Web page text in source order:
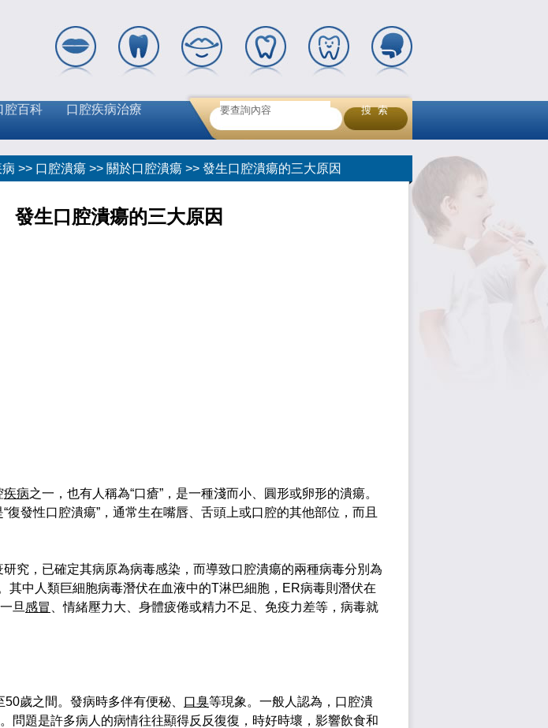
腔百科 口腔疾病治療
>> 口腔潰瘍 >> 關於口腔潰瘍 >> 發生口腔潰瘍的三大原因
發生口腔潰瘍的三大原因
疾病之一，也有人稱為“口瘡”，是一種淺而小、圓形或卵形的潰瘍。
復發性口腔潰瘍”，通常生在嘴唇、舌頭上或口腔的其他部位，而且
研究，已確定其病原為病毒感染，而導致口腔潰瘍的兩種病毒分別為
其中人類巨細胞病毒潛伏在血液中的T淋巴細胞，ER病毒則潛伏在
旦感冒
、情緒壓力大、身體疲倦或精力不足、免疫力差等，病毒就
歲之間。發病時多伴有便秘、 口臭等現象。一般人認為，口腔潰
問題是許多病人的病情往往顯得反反復復，時好時壞，影響飲食和